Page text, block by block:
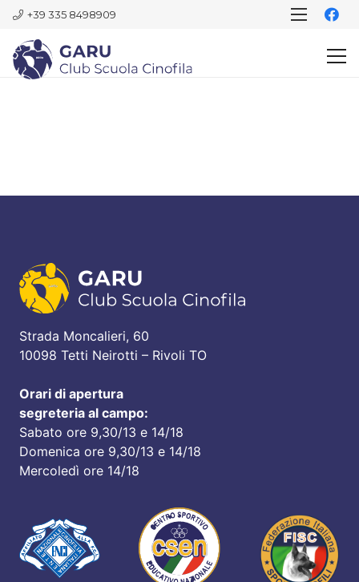
+39 335 8498909
Strada Moncalieri, 60
10098 Tetti Neirotti – Rivoli TO
Orari di apertura
segreteria al campo:
Sabato ore 9,30/13 e 14/18
Domenica ore 9,30/13 e 14/18
Mercoledì ore 14/18